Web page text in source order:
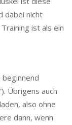
dabei nicht
ist als ein
Übrigens auch
also ohne
dann, wenn